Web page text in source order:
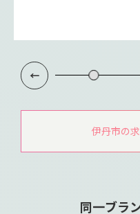
伊丹市の
同一ブラ